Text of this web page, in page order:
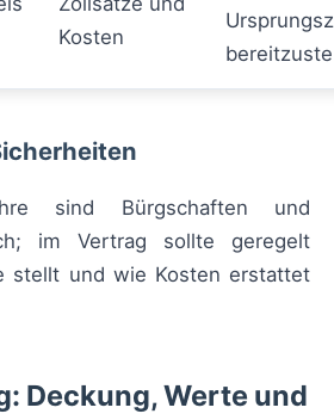
Kosten
sind Bürgschaften und
im Vertrag sollte geregelt
stellt und wie Kosten erstattet
Deckung, Werte und